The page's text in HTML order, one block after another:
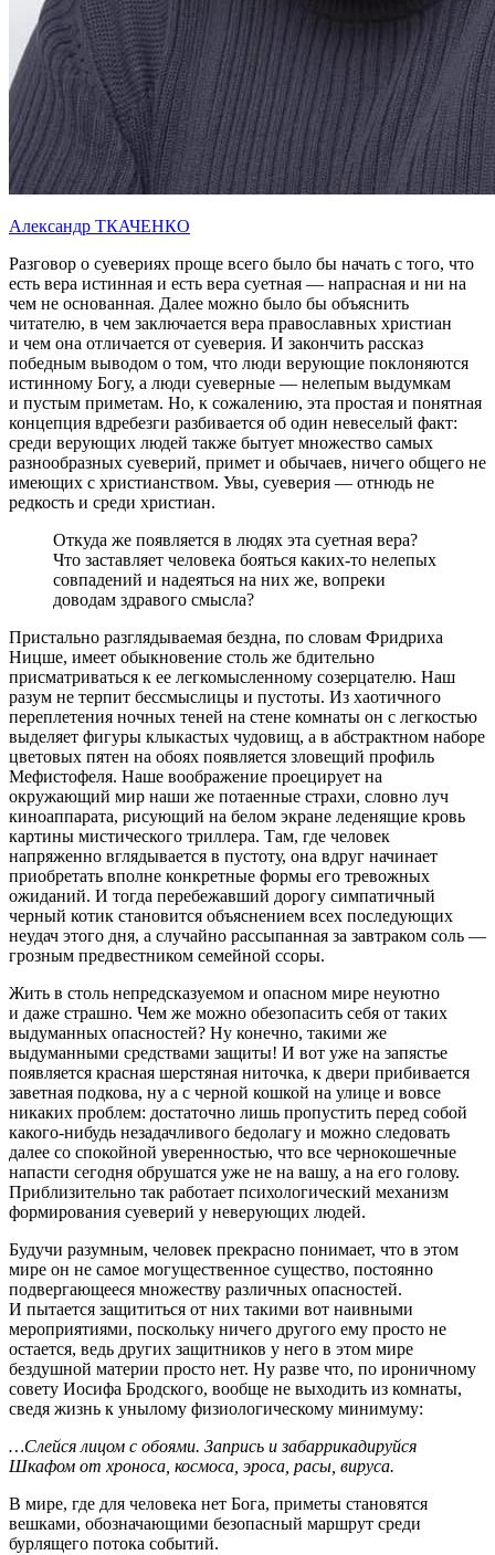
Александр ТКАЧЕНКО
Разговор о суевериях проще всего было бы начать с того, что
есть вера истинная и есть вера суетная — напрасная и ни на
чем не основанная. Далее можно было бы объяснить
читателю, в чем заключается вера православных христиан
и чем она отличается от суеверия. И закончить рассказ
победным выводом о том, что люди верующие поклоняются
истинному Богу, а люди суеверные — нелепым выдумкам
и пустым приметам. Но, к сожалению, эта простая и понятная
концепция вдребезги разбивается об один невеселый факт:
среди верующих людей также бытует множество самых
разнообразных суеверий, примет и обычаев, ничего общего не
имеющих с христианством. Увы, суеверия — отнюдь не
редкость и среди христиан.
Откуда же появляется в людях эта суетная вера?
Что заставляет человека бояться каких-то нелепых
совпадений и надеяться на них же, вопреки
доводам здравого смысла?
Пристально разглядываемая бездна, по словам Фридриха
Ницше, имеет обыкновение столь же бдительно
присматриваться к ее легкомысленному созерцателю. Наш
разум не терпит бессмыслицы и пустоты. Из хаотичного
переплетения ночных теней на стене комнаты он с легкостью
выделяет фигуры клыкастых чудовищ, а в абстракт­ном наборе
цветовых пятен на обоях появляется зловещий профиль
Мефистофеля. Наше воображение проецирует на
окружающий мир наши же потаенные страхи, словно луч
киноаппарата, рисующий на белом экране леденящие кровь
картины мистического триллера. Там, где человек
напряженно вглядывается в пустоту, она вдруг начинает
приобретать вполне конкретные формы его тревожных
ожиданий. И тогда перебежавший дорогу симпатичный
черный котик становится объяснением всех последующих
неудач этого дня, а случайно рассыпанная за завтраком соль —
грозным предвестником семейной ссоры.
Жить в столь непредсказуемом и опасном мире неуютно
и даже страшно. Чем же можно обезопасить себя от таких
выдуманных опасностей? Ну конечно, такими же
выдуманными средствами защиты! И вот уже на запястье
появляется красная шерстяная ниточка, к двери прибивается
заветная подкова, ну а с черной кошкой на улице и вовсе
никаких проблем: достаточно лишь пропустить перед собой
какого-нибудь незадачливого бедолагу и можно следовать
далее со спокойной уверенностью, что все чернокошечные
напасти сегодня обрушатся уже не на вашу, а на его голову.
Приблизительно так работает психологический механизм
формирования суеверий у неверующих людей.
Будучи разумным, человек прекрасно понимает, что в этом
мире он не самое могущественное существо, постоянно
подвергающееся множеству различных опасностей.
И пытается защититься от них такими вот наивными
мероприятиями, поскольку ничего другого ему просто не
остается, ведь других защитников у него в этом мире
бездушной материи просто нет. Ну разве что, по ироничному
совету Иосифа Бродского, вообще не выходить из комнаты,
сведя жизнь к унылому физиологическому минимуму:
…Слейся лицом с обоями. Запрись и забаррикадируйся
Шкафом от хроноса, космоса, эроса, расы, вируса.
В мире, где для человека нет Бога, приметы становятся
вешками, обозначающими безопасный маршрут среди
бурлящего потока событий.